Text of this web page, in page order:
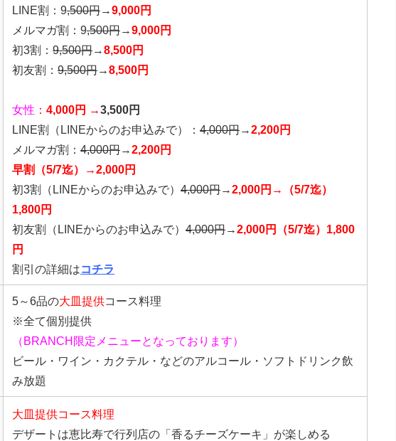
LINE割：9,500円→9,000円
メルマガ割：9,500円→9,000円
初3割： 9,500円→8,500円
初友割： 9,500円→8,500円
女性 ： 4,000円 →3,500円
LINE割
（LINEからのお申込みで） ： 4,000円→2,200円
メルマガ割： 4,000円→2,200円
早割（5/7迄）→2,000円
初3割（LINEからのお申込みで） 4,000円→2,000円→（5/7迄）
1,800円
初友割（LINEからのお申込みで） 4,000円→2,000円（5/7迄）1,800
円
割引の詳細はコチラ
5～6品の大皿提供コース料理
※全て個別提供
（BRANCH限定メニューとなっております）
ビール・ワイン・カクテル・などのアルコール・ソフトドリンク飲
み放題
大皿提供コース料理
デザートは恵比寿で行列店の「香るチーズケーキ」が楽しめる